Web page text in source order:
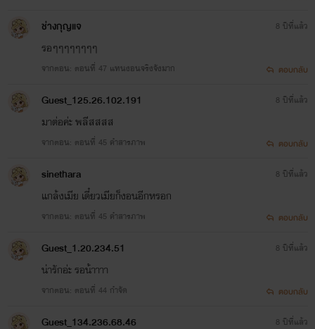
ช่างกุญแจ
รอๆๆๆๆๆๆๆๆ
จากตอน: ตอนที่ 47 แทนงอนจริงจังมาก
8 ปีที่แล้ว
ตอบกลับ
Guest_125.26.102.191
มาต่อค่ะ พลีสสสส
จากตอน: ตอนที่ 45 คำสารภาพ
8 ปีที่แล้ว
ตอบกลับ
sinethara
แกล้งเมีย เดี๋ยวเมียก็งอนอีกหรอก
จากตอน: ตอนที่ 45 คำสารภาพ
8 ปีที่แล้ว
ตอบกลับ
Guest_1.20.234.51
น่ารักอ่ะ รอน้าาาา
จากตอน: ตอนที่ 44 กำจัด
8 ปีที่แล้ว
ตอบกลับ
Guest_134.236.68.46 8 ปีที่แล้ว